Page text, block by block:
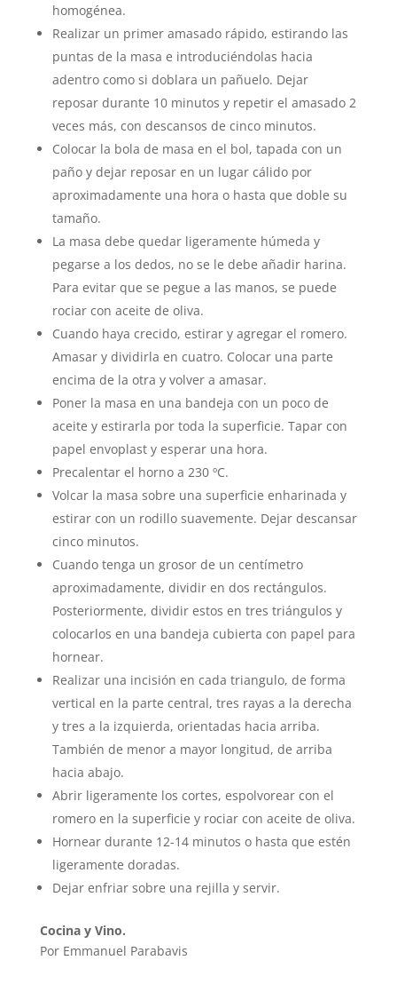
homogénea.
Realizar un primer amasado rápido, estirando las
puntas de la masa e introduciéndolas hacia
adentro como si doblara un pañuelo. Dejar
reposar durante 10 minutos y repetir el amasado 2
veces más, con descansos de cinco minutos.
Colocar la bola de masa en el bol, tapada con un
paño y dejar reposar en un lugar cálido por
aproximadamente una hora o hasta que doble su
tamaño.
La masa debe quedar ligeramente húmeda y
pegarse a los dedos, no se le debe añadir harina.
Para evitar que se pegue a las manos, se puede
rociar con aceite de oliva.
Cuando haya crecido, estirar y agregar el romero.
Amasar y dividirla en cuatro. Colocar una parte
encima de la otra y volver a amasar.
Poner la masa en una bandeja con un poco de
aceite y estirarla por toda la superficie. Tapar con
papel envoplast y esperar una hora.
Precalentar el horno a 230 ºC.
Volcar la masa sobre una superficie enharinada y
estirar con un rodillo suavemente. Dejar descansar
cinco minutos.
Cuando tenga un grosor de un centímetro
aproximadamente, dividir en dos rectángulos.
Posteriormente, dividir estos en tres triángulos y
colocarlos en una bandeja cubierta con papel para
hornear.
Realizar una incisión en cada triangulo, de forma
vertical en la parte central, tres rayas a la derecha
y tres a la izquierda, orientadas hacia arriba.
También de menor a mayor longitud, de arriba
hacia abajo.
Abrir ligeramente los cortes, espolvorear con el
romero en la superficie y rociar con aceite de oliva.
Hornear durante 12-14 minutos o hasta que estén
ligeramente doradas.
Dejar enfriar sobre una rejilla y servir.
Cocina y Vino.
Por Emmanuel Parabavis